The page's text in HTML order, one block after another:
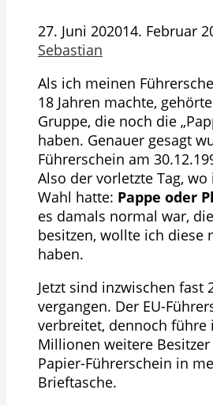
27. Juni 202014. Februar
Sebastian
Als ich meinen
18 Jahren machte,
Gruppe, die noch die
haben. Genauer gesagt
Führerschein am
Also der vorletzte Tag,
Wahl hatte: Pappe oder
es damals normal war,
besitzen, wollte ich diese
haben.
Jetzt sind inzwischen fast
vergangen. Der EU-
verbreitet, dennoch führe
Millionen weitere
Papier-Führerschein in
Brieftasche.